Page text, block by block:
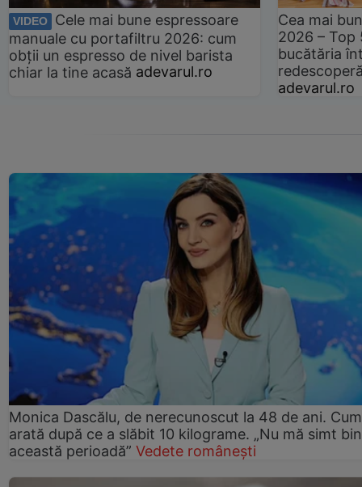
VIDEO
Cele mai bune espressoare
manuale cu portafiltru 2026: cum
obții un espresso de nivel barista
chiar la tine acasă adevarul.ro
Cea mai
2026 –
bucătăria
adevarul.ro
Monica Dascălu, de nerecunoscut la 48 de ani. Cum
arată după ce a slăbit 10 kilograme. „Nu mă simt
această perioadă” Vedete românești